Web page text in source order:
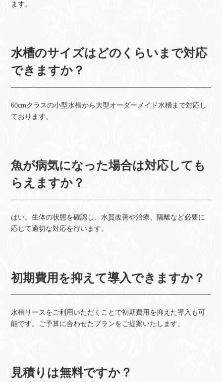
ます。
水槽のサイズはどのくらいまで対応
できますか？
60cmクラスの小型水槽から大型オーダーメイド水槽まで対応し
ております。
魚が病気になった場合は対応しても
らえますか？
はい。生体の状態を確認し、水質改善や治療、隔離など必要に
応じて適切な対応を行います。
初期費用を抑えて導入できますか？
水槽リースをご利用いただくことで初期費用を抑えた導入も可
能です。ご予算に合わせたプランをご提案いたします。
見積りは無料ですか？